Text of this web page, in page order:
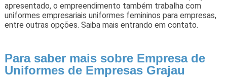
apresentado, o empreendimento também trabalha com
uniformes empresariais uniformes femininos para empresas,
entre outras opções. Saiba mais entrando em contato.
Para saber mais sobre Empresa de
Uniformes de Empresas Grajau